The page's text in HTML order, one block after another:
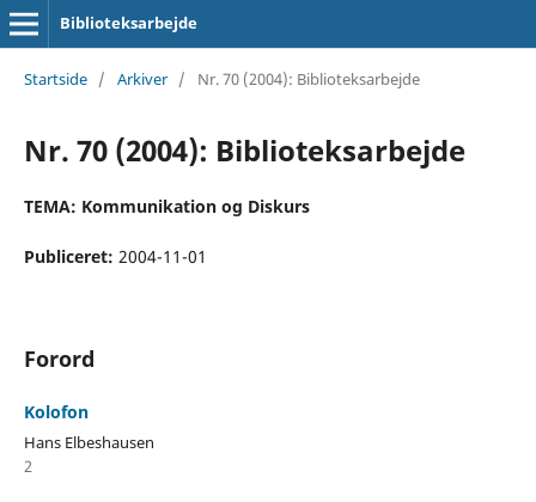
Biblioteksarbejde
Startside / Arkiver / Nr. 70 (2004): Biblioteksarbejde
Nr. 70 (2004): Biblioteksarbejde
TEMA: Kommunikation og Diskurs
Publiceret: 2004-11-01
Forord
Kolofon
Hans Elbeshausen
2